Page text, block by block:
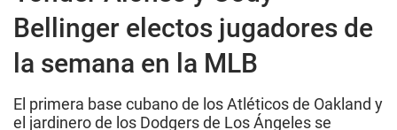
Bellinger electos jugadores de
la semana en la MLB
El primera base cubano de los Atléticos de Oakland y
el jardinero de los Dodgers de Los Ángeles se